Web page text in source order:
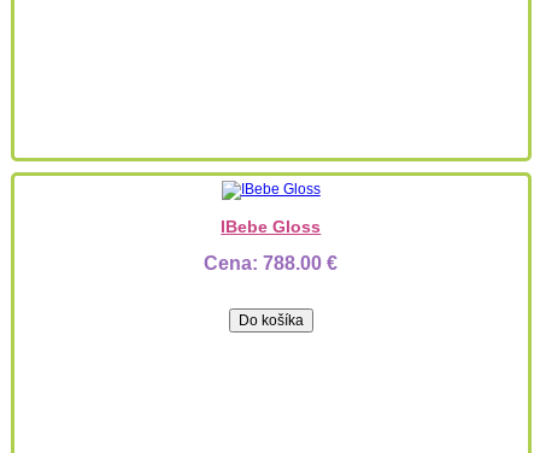
IBebe Gloss
Cena:788.00 €